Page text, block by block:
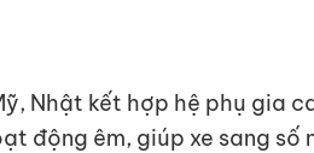
Nhật kết hợp hệ phụ gia
động êm, giúp xe sang số